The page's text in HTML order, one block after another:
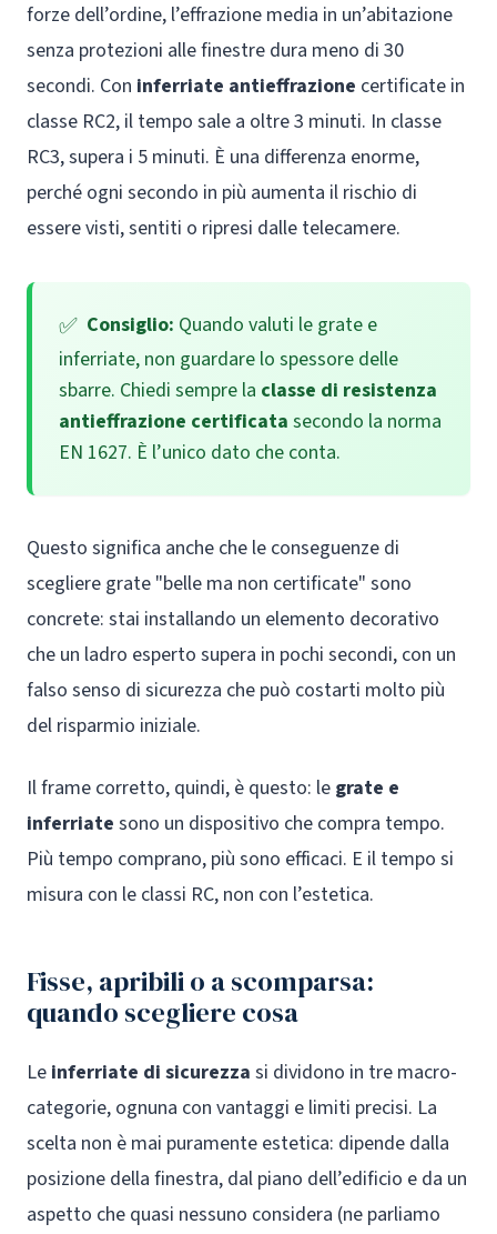
forze dell’ordine, l’effrazione media in un’abitazione
senza protezioni alle finestre dura meno di 30
secondi. Con inferriate antieffrazione certificate in
classe RC2, il tempo sale a oltre 3 minuti. In classe
RC3, supera i 5 minuti. È una differenza enorme,
perché ogni secondo in più aumenta il rischio di
essere visti, sentiti o ripresi dalle telecamere.
Consiglio: Quando valuti le grate e
inferriate, non guardare lo spessore delle
sbarre. Chiedi sempre la classe di resistenza
antieffrazione certificata secondo la norma
EN 1627. È l’unico dato che conta.
Questo significa anche che le conseguenze di
scegliere grate "belle ma non certificate" sono
concrete: stai installando un elemento decorativo
che un ladro esperto supera in pochi secondi, con un
falso senso di sicurezza che può costarti molto più
del risparmio iniziale.
Il frame corretto, quindi, è questo: le grate e
inferriate sono un dispositivo che compra tempo.
Più tempo comprano, più sono efficaci. E il tempo si
misura con le classi RC, non con l’estetica.
Fisse, apribili o a scomparsa:
quando scegliere cosa
Le inferriate di sicurezza si dividono in tre macro-
categorie, ognuna con vantaggi e limiti precisi. La
scelta non è mai puramente estetica: dipende dalla
posizione della finestra, dal piano dell’edificio e da un
aspetto che quasi nessuno considera (ne parliamo